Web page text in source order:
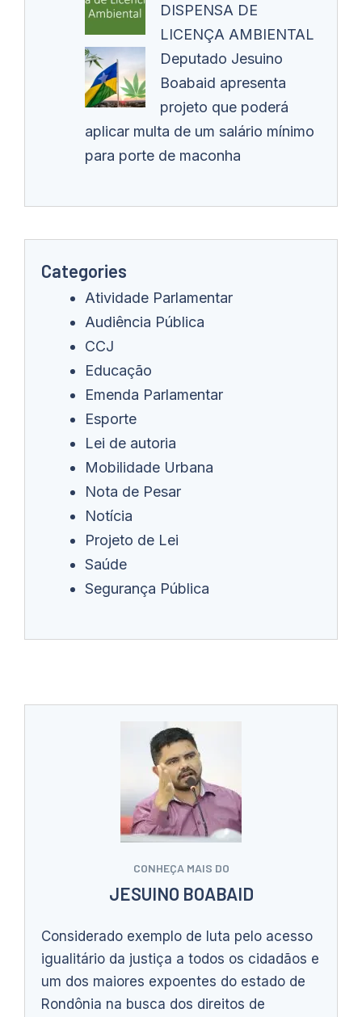
DISPENSA DE
LICENÇA AMBIENTAL
Deputado Jesuino
Boabaid apresenta
projeto que poderá
aplicar multa de um salário mínimo
para porte de maconha
Categories
Atividade Parlamentar
Audiência Pública
CCJ
Educação
Emenda Parlamentar
Esporte
Lei de autoria
Mobilidade Urbana
Nota de Pesar
Notícia
Projeto de Lei
Saúde
Segurança Pública
CONHEÇA MAIS DO
JESUINO BOABAID
Considerado exemplo de luta pelo acesso
igualitário da justiça a todos os cidadãos e
um dos maiores expoentes do estado de
Rondônia na busca dos direitos de